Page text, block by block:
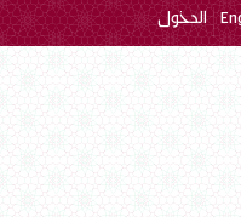
الدخول